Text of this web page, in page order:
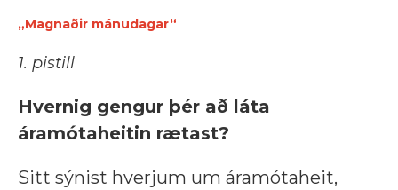
„Magnaðir mánudagar“
1. pistill
Hvernig gengur þér að láta
áramótaheitin rætast?
Sitt sýnist hverjum um áramótaheit,